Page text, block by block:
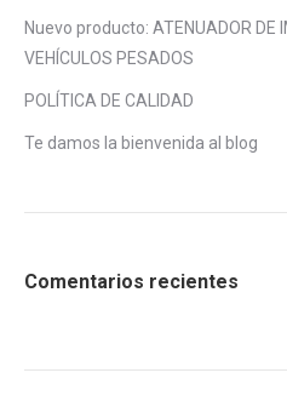
Nuevo producto: ATENUADOR DE
VEHÍCULOS PESADOS
POLÍTICA DE CALIDAD
Te damos la bienvenida al blog
Comentarios recientes